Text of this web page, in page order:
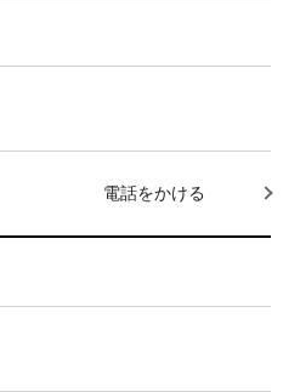
電話をかける